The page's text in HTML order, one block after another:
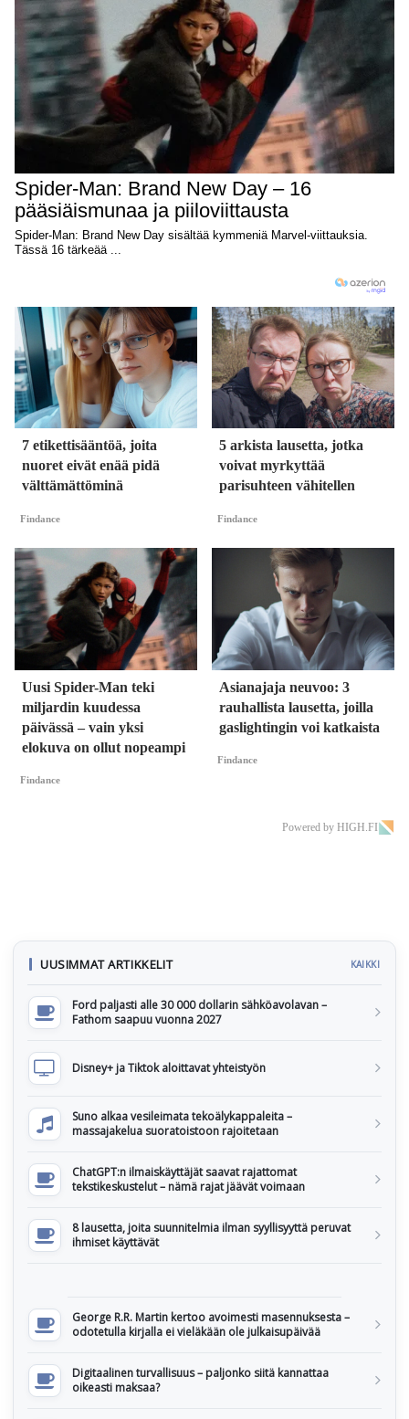
7 etikettisääntöä, joita
nuoret eivät enää pidä
välttämättöminä
Findance
5 arkista lausetta, jotka
voivat myrkyttää
parisuhteen vähitellen
Findance
Uusi Spider-Man teki
miljardin kuudessa
päivässä – vain yksi
elokuva on ollut nopeampi
Findance
Asianajaja neuvoo: 3
rauhallista lausetta, joilla
gaslightingin voi katkaista
Findance
Powered by HIGH.FI
UUSIMMAT ARTIKKELIT KAIKKI
Ford paljasti alle 30 000 dollarin sähköavolavan –
Fathom saapuu vuonna 2027
Disney+ ja Tiktok aloittavat yhteistyön
Suno alkaa vesileimata tekoälykappaleita –
massajakelua suoratoistoon rajoitetaan
ChatGPT:n ilmaiskäyttäjät saavat rajattomat
tekstikeskustelut – nämä rajat jäävät voimaan
8 lausetta, joita suunnitelmia ilman syyllisyyttä peruvat
ihmiset käyttävät
George R.R. Martin kertoo avoimesti masennuksesta –
odotetulla kirjalla ei vieläkään ole julkaisupäivää
Digitaalinen turvallisuus – paljonko siitä kannattaa
oikeasti maksaa?